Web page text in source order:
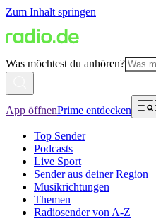
Zum Inhalt springen
Was möchtest du anhören?
App öffnenPrime entdecken
Top Sender
Podcasts
Live Sport
Sender aus deiner Region
Musikrichtungen
Themen
Radiosender von A-Z